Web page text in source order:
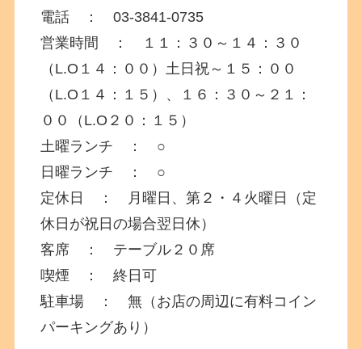
電話 ： 03-3841-0735
営業時間 ： １１：３０～１４：３０
（L.O１４：００）土日祝～１５：００
（L.O１４：１５）、１６：３０～２１：
００（L.O２０：１５）
土曜ランチ ： ○
日曜ランチ ： ○
定休日 ： 月曜日、第２・４火曜日（定
休日が祝日の場合翌日休）
客席 ： テーブル２０席
喫煙 ： 終日可
駐車場 ： 無（お店の周辺に有料コイン
パーキングあり）